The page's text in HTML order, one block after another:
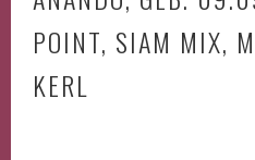
POINT, SIAM MIX,
KERL